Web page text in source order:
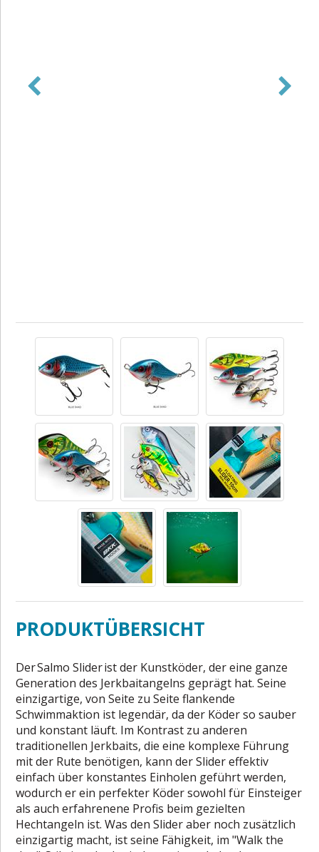
PRODUKTÜBERSICHT
Der Salmo Slider ist der Kunstköder, der eine ganze
Generation des Jerkbaitangelns geprägt hat. Seine
einzigartige, von Seite zu Seite flankende
Schwimmaktion ist legendär, da der Köder so sauber
und konstant läuft. Im Kontrast zu anderen
traditionellen Jerkbaits, die eine komplexe Führung
mit der Rute benötigen, kann der Slider effektiv
einfach über konstantes Einholen geführt werden,
wodurch er ein perfekter Köder sowohl für Einsteiger
als auch erfahrenene Profis beim gezielten
Hechtangeln ist. Was den Slider aber noch zusätzlich
einzigartig macht, ist seine Fähigkeit, im "Walk the